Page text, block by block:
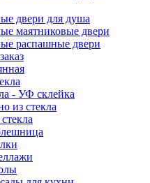
двери для душа
маятниковые двери
распашные двери
- УФ склейка
из стекла